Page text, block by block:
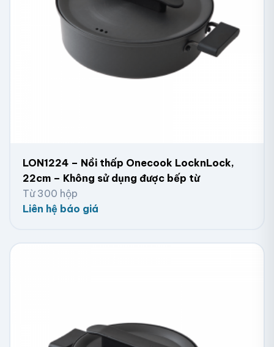
LON1224 – Nồi thấp Onecook LocknLock,
22cm – Không sử dụng được bếp từ
Từ 300 hộp
Liên hệ báo giá